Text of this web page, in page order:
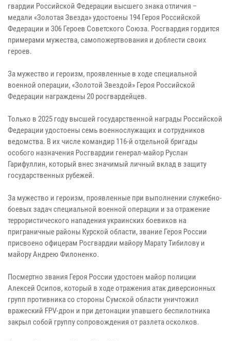
гвардии Российской Федерации высшего знака отличия –
медали «Золотая Звезда» удостоены 194 Героя Российской
Федерации и 306 Героев Советского Союза. Росгвардия гордится
примерами мужества, самопожертвования и доблести своих
героев.
За мужество и героизм, проявленные в ходе специальной
военной операции, «Золотой Звездой» Героя Российской
Федерации награждены 20 росгвардейцев.
Только в 2025 году высшей государственной награды Российской
Федерации удостоены семь военнослужащих и сотрудников
ведомства. В их числе командир 116-й отдельной бригады
особого назначения Росгвардии генерал-майор Руслан
Гарифуллин, который внес значимый личный вклад в защиту
государственных рубежей.
За мужество и героизм, проявленные при выполнении служебно-
боевых задач специальной военной операции и за отражение
террористического нападения украинских боевиков на
приграничные районы Курской области, звание Героя России
присвоено офицерам Росгвардии майору Марату Тибилову и
майору Андрею Филоненко.
Посмертно звания Героя России удостоен майор полиции
Алексей Осипов, который в ходе отражения атак диверсионных
групп противника со стороны Сумской области уничтожил
вражеский FPV-дрон и при детонации упавшего беспилотника
закрыл собой группу сопровождения от разлета осколков.